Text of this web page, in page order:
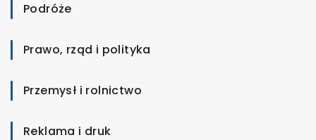
Podróże
Prawo, rząd i polityka
Przemysł i rolnictwo
Reklama i druk